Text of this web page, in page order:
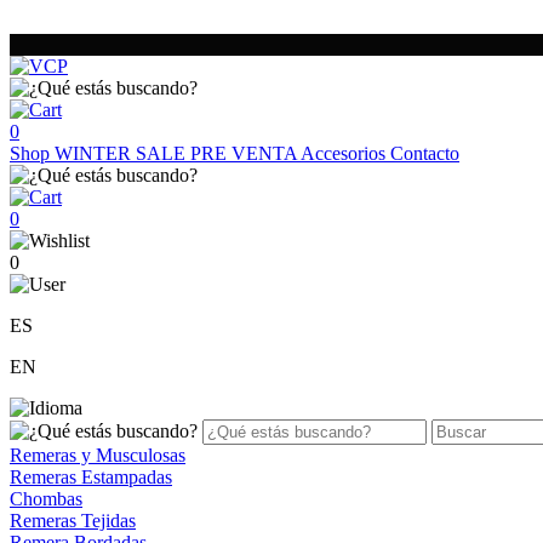
0
Shop WINTER SALE PRE VENTA Accesorios Contacto
0
0
ES
EN
Remeras y Musculosas
Remeras Estampadas
Chombas
Remeras Tejidas